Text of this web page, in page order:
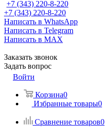
+7 (343) 220-8-220
+7 (343) 220-8-220
Написать в WhatsApp
Написать в Telegram
Написать в MAX
Заказать звонок
Задать вопрос
Войти
Корзина0
Избранные товары0
Сравнение товаров0